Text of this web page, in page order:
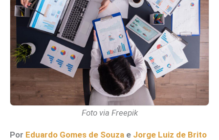
Foto via Freepik
Por Eduardo Gomes de Souza e Jorge Luiz de Brito